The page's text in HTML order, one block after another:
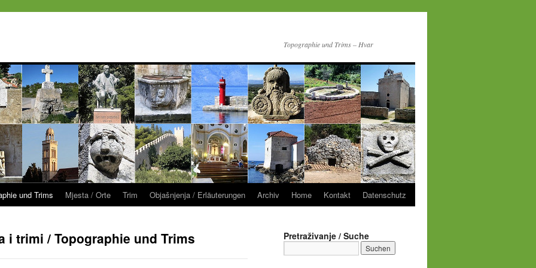
Topographie und Trims – Hvar
und Trims Mjesta / Orte Trim Objašnjenja / Erläuterungen Archiv Home Kontakt Datenschutz
i trimi / Topographie und Trims Pretraživanje / Suche